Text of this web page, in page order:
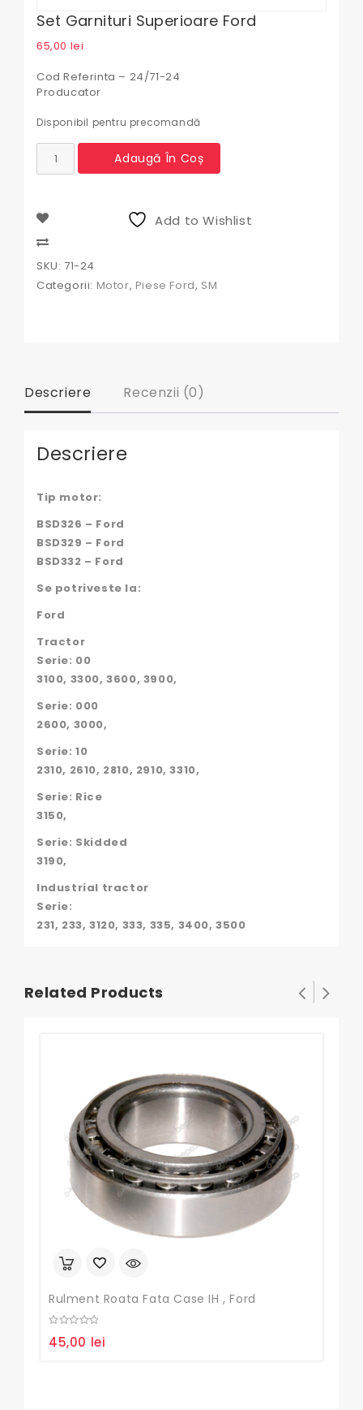
Set Garnituri Superioare Ford
65,00 lei
Cod Referinta – 24/71-24
Producator
Disponibil pentru precomandă
Cantitate
Set
Ford
Adaugă În Coș
Add to Wishlist
SKU: 71-24
Categorii: Motor, Piese Ford, SM
Descriere Recenzii (0)
Descriere
Tip motor:
BSD326 – Ford
BSD329 – Ford
BSD332 – Ford
Se potriveste la:
Ford
Tractor
Serie: 00
3100, 3300, 3600, 3900,
Serie: 000
2600, 3000,
Serie: 10
2310, 2610, 2810, 2910, 3310,
Serie: Rice
3150,
Serie: Skidded
3190,
Industrial tractor
Serie:
231, 233, 3120, 333, 335, 3400, 3500
Related Products
Rulment Roata Fata Case IH , Ford
out
45,00 lei